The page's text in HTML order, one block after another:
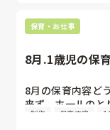
です。
今のウレタン製
保育・お仕事
8月.1歳児の保
8月の保育内容ど
来ず、ホ一ルのと
一ルや平均台、
制作 保育内容 1